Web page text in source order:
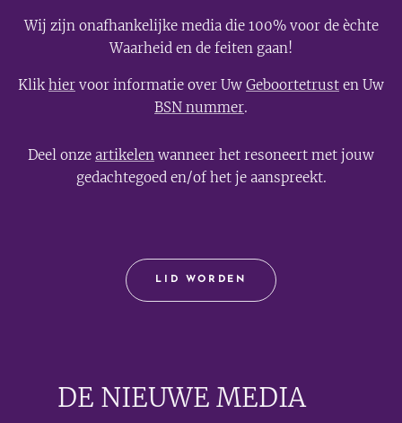
Wij zijn onafhankelijke media die 100% voor de èchte
Waarheid en de feiten gaan!
Klikhier voor informatie over Uw Geboortetrust en Uw
BSN nummer.
Deel onze artikelen wanneer het resoneert met jouw
gedachtegoed en/of het je aanspreekt.
LID WORDEN
DE NIEUWE MEDIA🟣